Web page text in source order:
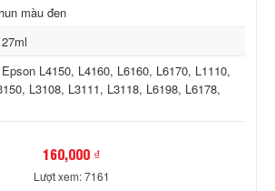
màu đen
Epson L4150, L4160, L6160, L6170, L1110,
L3108, L3111, L3118, L6198, L6178,
160,000 ₫
Lượt xem: 7161